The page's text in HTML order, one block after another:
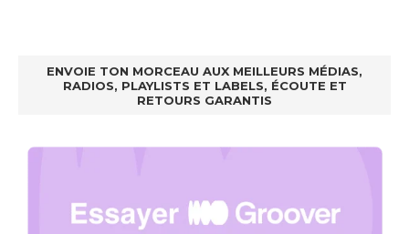
ENVOIE TON MORCEAU AUX MEILLEURS MÉDIAS,
RADIOS, PLAYLISTS ET LABELS, ÉCOUTE ET
RETOURS GARANTIS